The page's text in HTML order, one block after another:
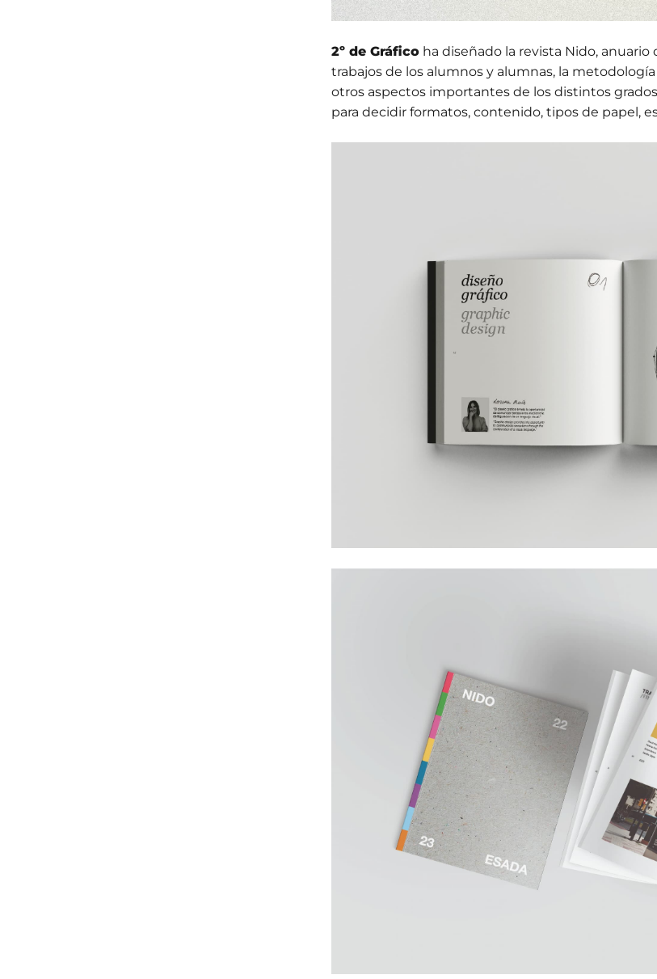
2º de Gráfico ha diseñado la revista Nido,
trabajos de los alumnos y alumnas, la
otros aspectos importantes de los distintos
para decidir formatos, contenido, tipos de papel,